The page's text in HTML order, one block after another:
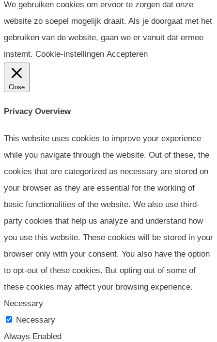
We gebruiken cookies om ervoor te zorgen dat onze
website zo soepel mogelijk draait. Als je doorgaat met het
gebruiken van de website, gaan we er vanuit dat ermee
instemt. Cookie-instellingen Accepteren
Close
Privacy Overview
This website uses cookies to improve your experience
while you navigate through the website. Out of these, the
cookies that are categorized as necessary are stored on
your browser as they are essential for the working of
basic functionalities of the website. We also use third-
party cookies that help us analyze and understand how
you use this website. These cookies will be stored in your
browser only with your consent. You also have the option
to opt-out of these cookies. But opting out of some of
these cookies may affect your browsing experience.
Necessary
Necessary
Always Enabled